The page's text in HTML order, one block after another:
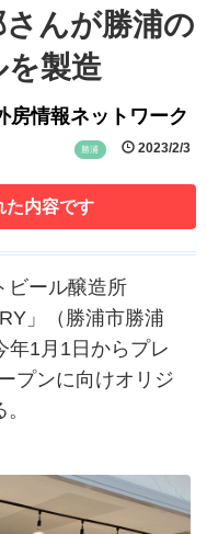
んが勝浦の
製造
房情報ネットワーク
勝浦 2023/2/3
た内容です
ビール醸造所
」（勝浦市勝浦
年1月1日からプレ
プンに向けオリジ